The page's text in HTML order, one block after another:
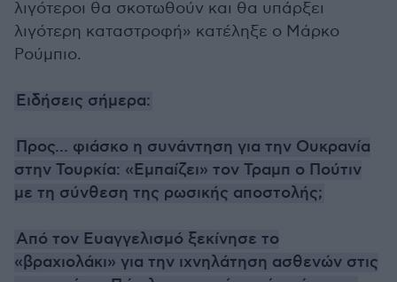
λιγότεροι θα σκοτωθούν και θα υπάρξει
λιγότερη καταστροφή» κατέληξε ο Μάρκο
Ρούμπιο.
Ειδήσεις σήμερα:
Προς... φιάσκο η συνάντηση για την Ουκρανία
στην Τουρκία: «Εμπαίζει» τον Τραμπ ο Πούτιν
με τη σύνθεση της ρωσικής αποστολής;
Από τον Ευαγγελισμό ξεκίνησε το
«βραχιολάκι» για την ιχνηλάτηση ασθενών στις